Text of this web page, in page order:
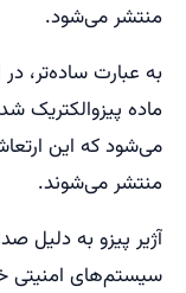
منتشر می‌شود.
به عبارت ساده‌تر،
ماده پیزوالکتریک
می‌شود که این
منتشر می‌شوند.
آژیر پیزو به دلیل
سیستم‌های امنیتی